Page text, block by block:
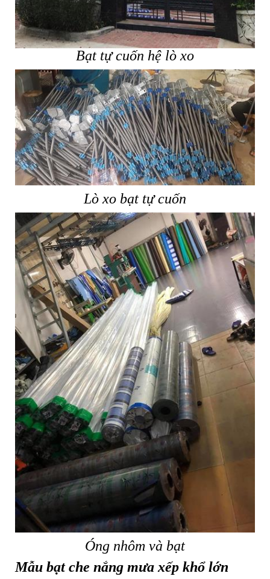
Bạt tự cuốn hệ lò xo
Lò xo bạt tự cuốn
Óng nhôm và bạt
Mẫu bạt che nắng mưa xếp khổ lớn